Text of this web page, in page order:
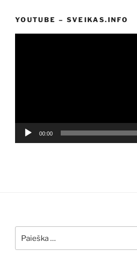
YOUTUBE – SVEIKAS.INFO
00:00